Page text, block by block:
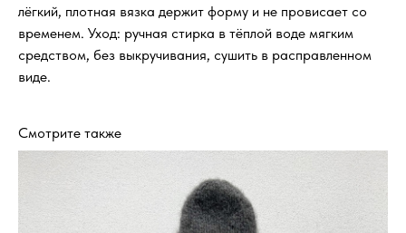
лёгкий, плотная вязка держит форму и не провисает со
временем. Уход: ручная стирка в тёплой воде мягким
средством, без выкручивания, сушить в расправленном
виде.
Смотрите также